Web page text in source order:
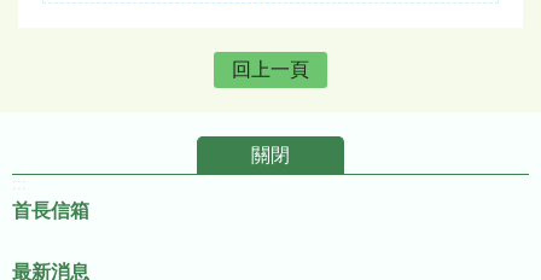
回上一頁
關閉
首長信箱
最新消息